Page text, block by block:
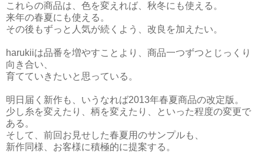
これらの商品は、色を変えれば、秋冬にも使える。
来年の春夏にも使える。
その後もずっと人気が続くよう、改良を加えたい。
harukiiは品番を増やすことより、商品一つずつとじっくり
向き合い、
育てていきたいと思っている。
明日届く新作も、いうなれば2013年春夏商品の改定版。
少し糸を変えたり、柄を変えたり、といった程度の変更で
ある。
そして、前回お見せした春夏用のサンプルも、
新作同様、お客様に積極的に提案する。